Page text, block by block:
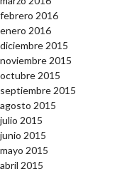
febrero 2016
enero 2016
diciembre 2015
noviembre 2015
octubre 2015
septiembre 2015
agosto 2015
julio 2015
junio 2015
mayo 2015
abril 2015